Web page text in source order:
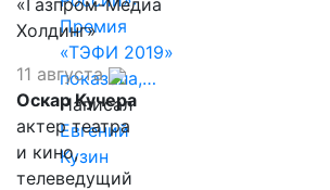
Премия
«ТЭФИ 2019»
показала,…
Написал
Евгений
Кузин
«Газпром-Медиа
Холдинг»
11 августа
Оскар Кучера
актер театра
и кино,
телеведущий